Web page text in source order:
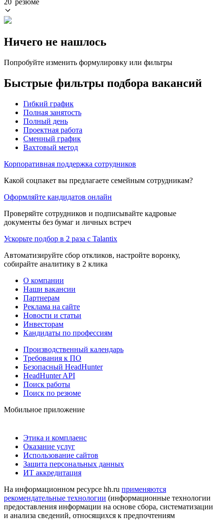
Ничего не нашлось
Попробуйте изменить формулировку или фильтры
Быстрые фильтры подбора вакансий
Гибкий график
Полная занятость
Полный день
Проектная работа
Сменный график
Вахтовый метод
Корпоративная поддержка сотрудников
Какой соцпакет вы предлагаете семейным сотрудникам?
Оформляйте кандидатов онлайн
Проверяйте сотрудников и подписывайте кадровые
документы без бумаг и личных встреч
Ускорьте подбор в 2 раза с Talantix
Автоматизируйте сбор откликов, настройте воронку,
собирайте аналитику в 2 клика
О компании
Наши вакансии
Партнерам
Реклама на сайте
Новости и статьи
Инвесторам
Кандидаты по профессиям
Производственный календарь
Требования к ПО
Безопасный HeadHunter
HeadHunter API
Поиск работы
Поиск по резюме
Мобильное приложение
Этика и комплаенс
Оказание услуг
Использование сайтов
Защита персональных данных
ИТ аккредитация
На информационном ресурсе hh.ru применяются
рекомендательные технологии (информационные технологии
предоставления информации на основе сбора, систематизации
и анализа сведений, относящихся к предпочтениям